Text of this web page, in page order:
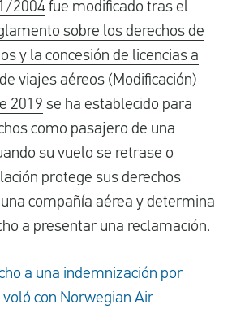
2004fue modificado tras el
sobre los derechos de
y la concesión de licencias a
viajes aéreos (Modificación)
2019 se ha establecido para
como pasajero de una
su vuelo se retrase o
protege sus derechos
compañía aérea y determina
a presentar una reclamación.
a una indemnización por
con Norwegian Air